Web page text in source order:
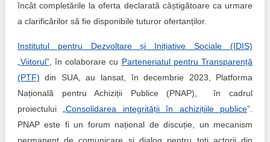
încât completările la oferta declarată câștigătoare ca urmare
a clarificărilor să fie disponibile tuturor ofertanților.
Institutul pentru Dezvoltare și Inițiative Sociale (IDIS)
„Viitorul”, în colaborare cu Parteneriatul pentru Transparență
(PTF) din SUA, au lansat, în decembrie 2023, Platforma
Națională pentru Achiziții Publice (PNAP), în cadrul
proiectului „Consolidarea integrității în achizițiile publice”.
PNAP este fi un forum național de discuție, un mecanism